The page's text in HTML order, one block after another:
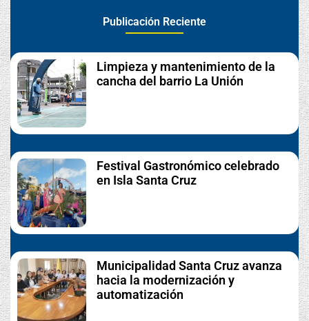
Publicación Reciente
Limpieza y mantenimiento de la
cancha del barrio La Unión
Festival Gastronómico celebrado
en Isla Santa Cruz
Municipalidad Santa Cruz avanza
hacia la modernización y
automatización